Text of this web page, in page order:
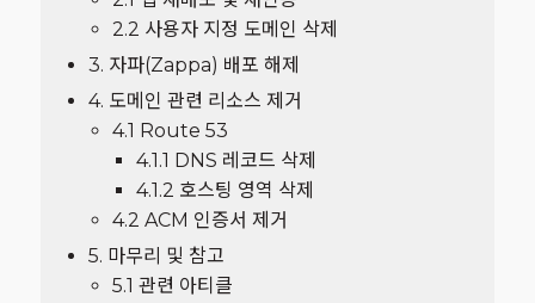
2.2 사용자 지정 도메인 삭제
3. 자파(Zappa) 배포 해제
4. 도메인 관련 리소스 제거
4.1 Route 53
4.1.1 DNS 레코드 삭제
4.1.2 호스팅 영역 삭제
4.2 ACM 인증서 제거
5. 마무리 및 참고
5.1 관련 아티클